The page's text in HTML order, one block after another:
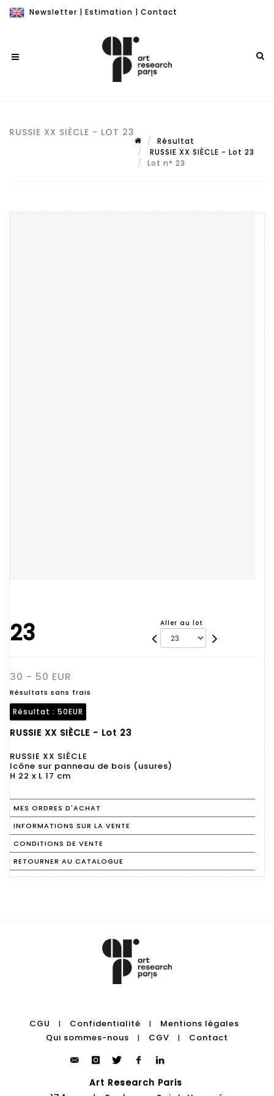
Newsletter | Estimation | Contact
RUSSIE XX SIÈCLE - LOT 23
Résultat
RUSSIE XX SIÈCLE - Lot 23
Lot n° 23
23 Aller au lot
30 - 50 EUR
Résultats sans frais
Résultat : 50EUR
RUSSIE XX SIÈCLE - Lot 23
RUSSIE XX SIÈCLE
Icône sur panneau de bois (usures)
H 22 x L 17 cm
MES ORDRES D'ACHAT
INFORMATIONS SUR LA VENTE
CONDITIONS DE VENTE
RETOURNER AU CATALOGUE
CGU | Confidentialité |
Mentions légales
Qui sommes-nous
| CGV | Contact
Art Research Paris